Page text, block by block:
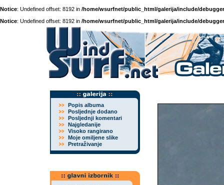
Notice: Undefined offset: 8192 in /home/wsurfnet/public_html/galerija/include/
Notice: Undefined offset: 8192 in /home/wsurfnet/public_html/galerija/include/
Popis albuma
Posljednje dodano
Posljednji komentari
Najgledanije
Visoko rangirano
Moje omiljene slike
Pretraživanje